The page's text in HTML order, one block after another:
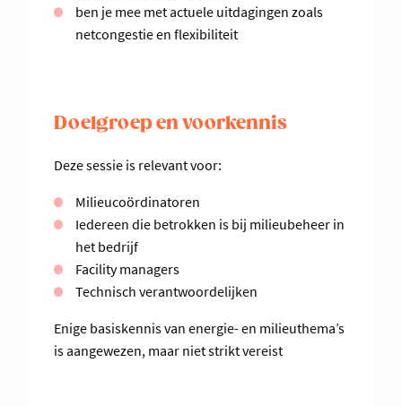
ben je mee met actuele uitdagingen zoals
netcongestie en flexibiliteit
Doelgroep en voorkennis
Deze sessie is relevant voor:
Milieucoördinatoren
Iedereen die betrokken is bij milieubeheer in
het bedrijf
Facility managers
Technisch verantwoordelijken
Enige basiskennis van energie- en milieuthema’s
is aangewezen, maar niet strikt vereist